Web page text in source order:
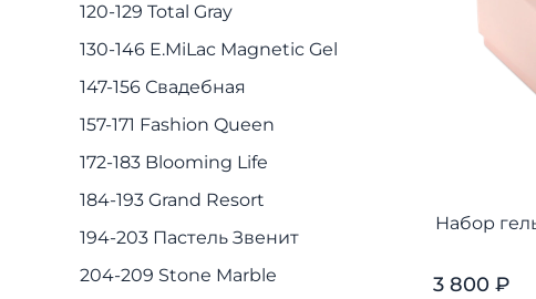
Набор
3 800 ₽
120-129 Total Gray
130-146 E.MiLac Magnetic Gel
147-156 Свадебная
157-171 Fashion Queen
172-183 Blooming Life
184-193 Grand Resort
194-203 Пастель Звенит
204-209 Stone Marble